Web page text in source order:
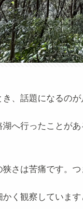
き、話題になるの
へ行ったことが
さは苦痛です。
く観察していま